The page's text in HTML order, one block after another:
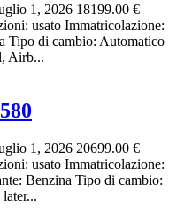
1, 2026 18199.00 €
usato Immatricolazione:
Tipo di cambio: Automatico
Airb...
1, 2026 20699.00 €
usato Immatricolazione:
Benzina Tipo di cambio: